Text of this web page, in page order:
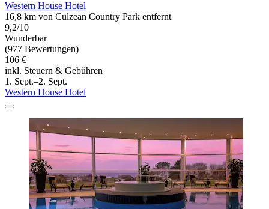
Western House Hotel
16,8 km von Culzean Country Park entfernt
9,2/10
Wunderbar
(977 Bewertungen)
106 €
inkl. Steuern & Gebühren
1. Sept.–2. Sept.
Western House Hotel